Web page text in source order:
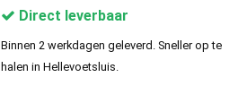
Direct leverbaar
Binnen 2 werkdagen geleverd. Sneller op te
halen in Hellevoetsluis.